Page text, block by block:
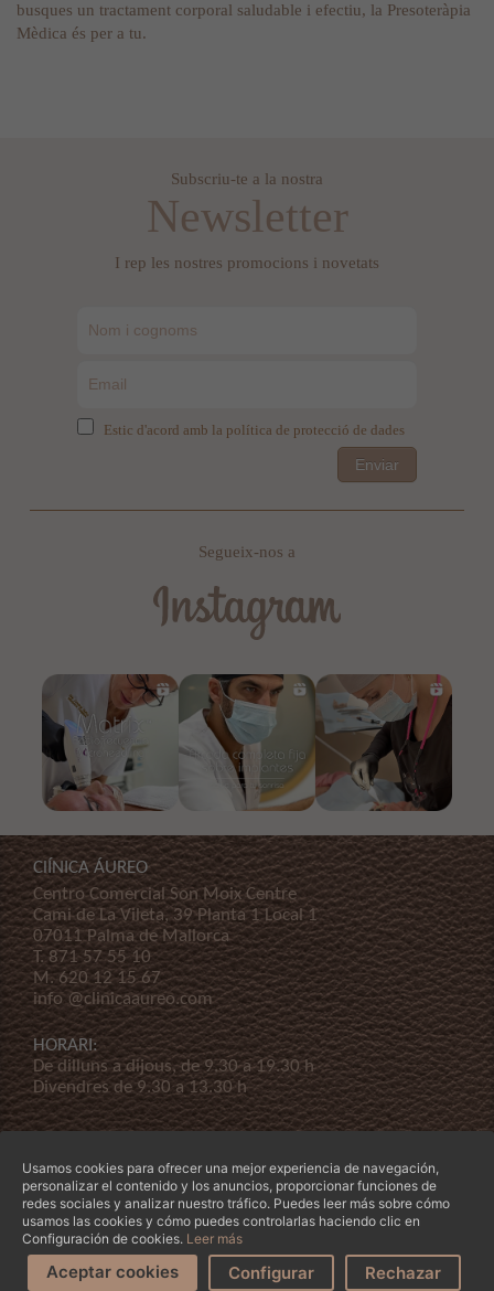
busques un tractament corporal saludable i efectiu, la Presoteràpia
Mèdica és per a tu.
Subscriu-te a la nostra
Newsletter
I rep les nostres promocions i novetats
Estic d'acord amb la política de protecció de dades
Enviar
Segueix-nos a
Demana'ns cita T'ajudem?
ClÍNICA ÁUREO
Centro Comercial Son Moix Centre
Cami de La Vileta, 39 Planta 1 Local 1
07011 Palma de Mallorca
T.871 57 55 10
M.620 12 15 67
info @clinicaaureo.com
HORARI:
De dilluns a dijous, de 9.30 a 19.30 h
Divendres de 9.30 a 13.30 h
© Copyright 2026 Clínica Áureo S.L.Legal-Declaración de Accessibilidad
condicions-La nostra empresa
Usamos cookies para ofrecer una mejor experiencia de navegación,
personalizar el contenido y los anuncios, proporcionar funciones de
redes sociales y analizar nuestro tráfico. Puedes leer más sobre cómo
usamos las cookies y cómo puedes controlarlas haciendo clic en
Configuración de cookies. Leer más
Aceptar cookies Configurar Rechazar